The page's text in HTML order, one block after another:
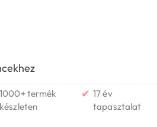
1000+ termék
készleten
✔ 17 év
tapasztalat